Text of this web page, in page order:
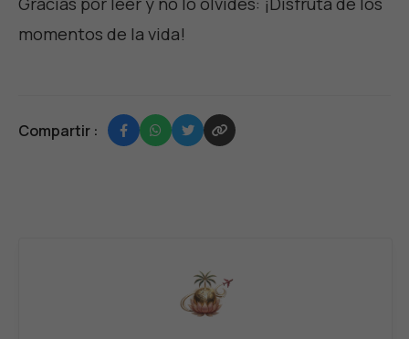
momentos de la vida!
Compartir :